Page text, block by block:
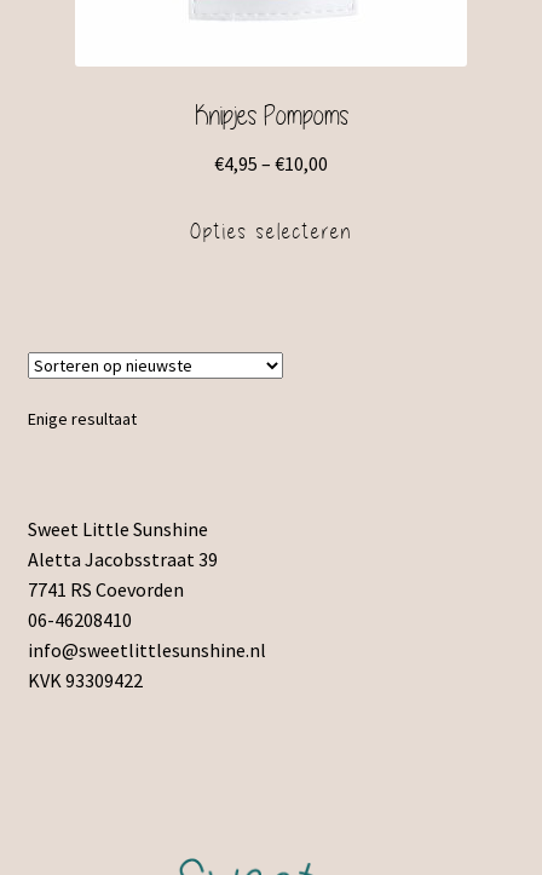
Knipjes Pompoms
€4,95 – €10,00
Opties selecteren
Enige resultaat
Sweet Little Sunshine
Aletta Jacobsstraat 39
7741 RS Coevorden
06-46208410
info@sweetlittlesunshine.nl
KVK 93309422